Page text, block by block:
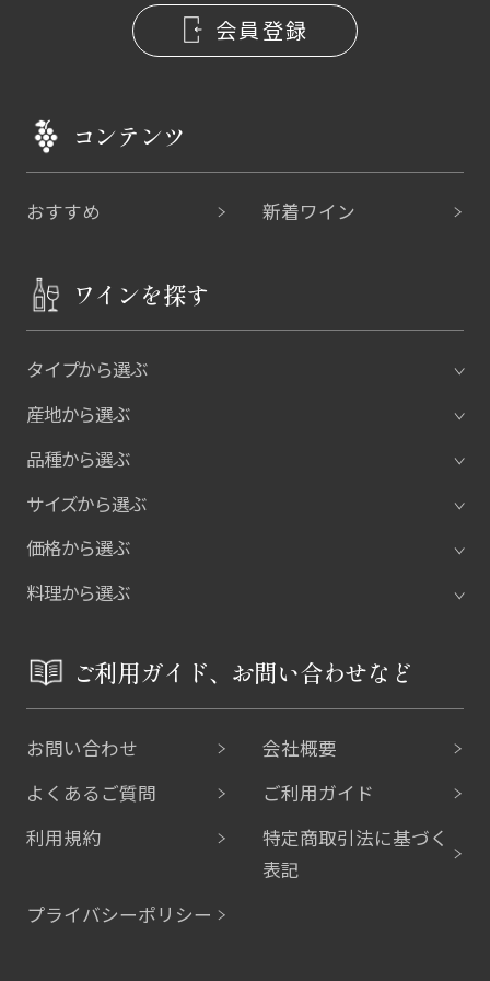
会員登録
コンテンツ
おすすめ 新着ワイン
ワインを探す
タイプから選ぶ
産地から選ぶ
品種から選ぶ
サイズから選ぶ
価格から選ぶ
料理から選ぶ
ご利用ガイド、お問い合わせなど
お問い合わせ
会社概要
よくあるご質問
ご利用ガイド
利用規約
特定商取引法に基づく
表記
プライバシーポリシー